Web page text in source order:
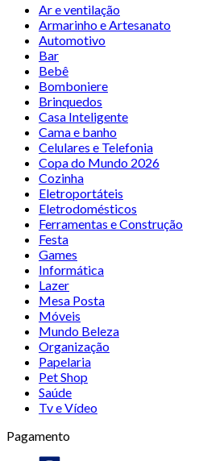
Ar e ventilação
Armarinho e Artesanato
Automotivo
Bar
Bebê
Bomboniere
Brinquedos
Casa Inteligente
Cama e banho
Celulares e Telefonia
Copa do Mundo 2026
Cozinha
Eletroportáteis
Eletrodomésticos
Ferramentas e Construção
Festa
Games
Informática
Lazer
Mesa Posta
Móveis
Mundo Beleza
Organização
Papelaria
Pet Shop
Saúde
Tv e Vídeo
Pagamento